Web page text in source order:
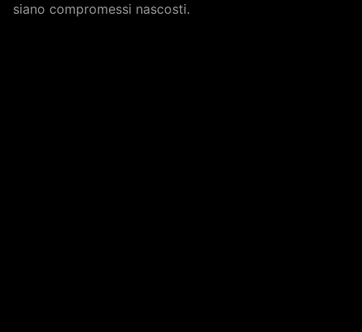
siano compromessi nascosti.